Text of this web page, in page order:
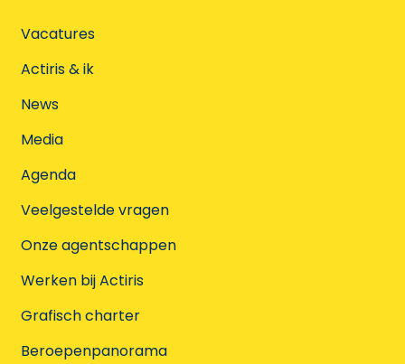
Vacatures
Actiris & ik
News
Media
Agenda
Veelgestelde vragen
Onze agentschappen
Werken bij Actiris
Grafisch charter
Beroepenpanorama